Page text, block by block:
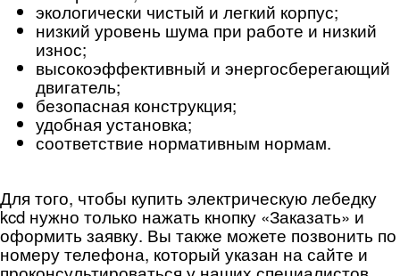
экологически чистый и легкий корпус;
низкий уровень шума при работе и низкий
износ;
высокоэффективный и энергосберегающий
двигатель;
безопасная конструкция;
удобная установка;
соответствие нормативным нормам.
Для того, чтобы купить электрическую лебедку
kcd нужно только нажать кнопку «Заказать» и
оформить заявку. Вы также можете позвонить по
номеру телефона, который указан на сайте и